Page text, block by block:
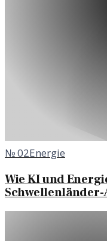
№02Energie
Wie KI und